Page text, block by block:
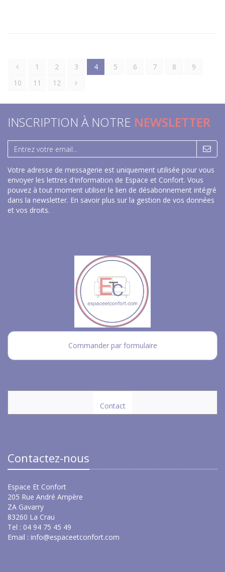
1 2 3 4 5 6 7 8
9
10
11 12
INSCRIPTION À NOTRE NEWSLETTER
Votre adresse de messagerie est uniquement utilisée pour vous
envoyer les lettres d'information de Espace et Confort. Vous
pouvez à tout moment utiliser le lien de désabonnement intégré
dans la newsletter. En savoir plus sur la gestion de vos données
et vos droits.
Commander par formulaire
Contact
Contactez-nous
Espace Et Confort
205 Rue André Ampère
ZA Gavarry
83260 La Crau
Tel : 04 94 75 45 49
Email : info@espaceetconfort.com